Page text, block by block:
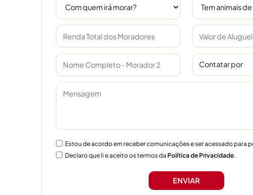
Contatar por
Estou de acordo em receber comunicações e ser acessado para
Declaro que li e aceito os termos da Política de Privacidade.